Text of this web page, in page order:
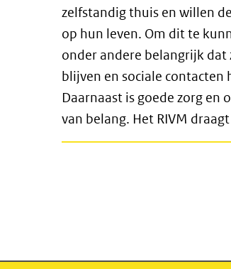
zelfstandig thuis en willen
op hun leven. Om dit te
onder andere belangrijk dat
blijven en sociale contacten
Daarnaast is goede zorg en
van belang. Het RIVM